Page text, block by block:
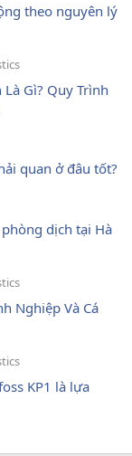
theo nguyên lý
Gì? Quy Trình
quan ở đâu tốt?
dịch tại Hà
Nghiệp Và Cá
KP1 là lựa